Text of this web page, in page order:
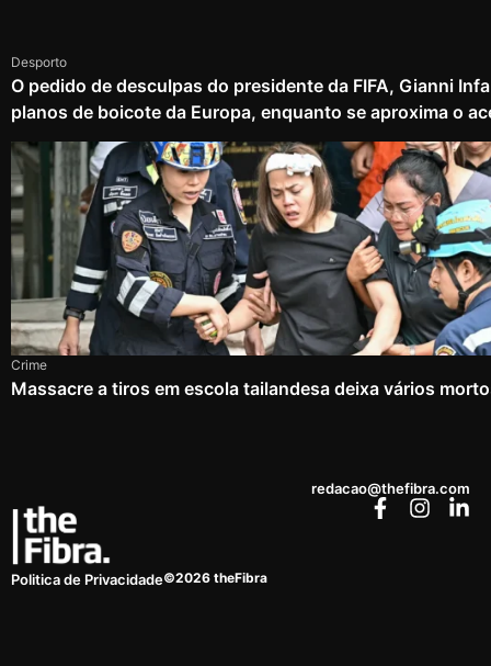
Desporto
O pedido de desculpas do presidente da FIFA, Gianni
planos de boicote da Europa, enquanto se aproxima o
Crime
Massacre a tiros em escola tailandesa deixa vários
redacao@thefibra.com
Politica de Privacidade©2026 theFibra